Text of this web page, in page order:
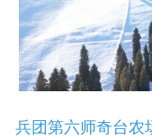
四川
陕西
兵团第六师奇台农